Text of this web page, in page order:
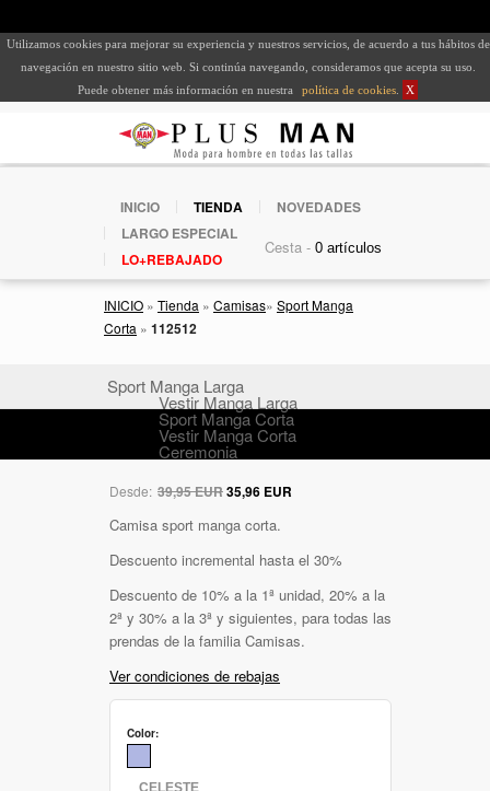
Utilizamos cookies para mejorar su experiencia y nuestros servicios, de acuerdo a tus hábitos de
navegación en nuestro sitio web. Si continúa navegando, consideramos que acepta su uso.
Puede obtener más información en nuestra
política de cookies X
INICIO TIENDA
NOVEDADES
LARGO ESPECIAL
LO+REBAJADO
Cesta -
INICIO » Tienda » Camisas» Sport Manga
Corta » 112512
Sport Manga Larga
Vestir Manga Larga
Sport Manga Corta
Vestir Manga Corta
Ceremonia
Desde: 39,95 EUR35,96 EUR
Camisa sport manga corta.
Descuento incremental hasta el 30%
Descuento de 10% a la 1ª unidad, 20% a la
2ª y 30% a la 3ª y siguientes, para todas las
prendas de la familia Camisas.
Ver condiciones de rebajas
Color: